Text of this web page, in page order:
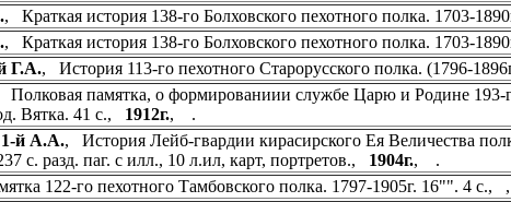
, Краткая история 138-го Болховского пехотного полка. 1703-
, Краткая история 138-го Болховского пехотного полка. 1703-
Г.А., История 113-го пехотного Старорусского полка. (1796-
Полковая памятка, о формированиии службе Царю и Родине 193-
Вятка. 41 с., 1912г., .
й А.А., История Лейб-гвардии кирасирского Ея Величества
с. разд. паг. с илл., 10 л.ил, карт, портретов., 1904г., .
122-го пехотного Тамбовского полка. 1797-1905г. 16"". 4